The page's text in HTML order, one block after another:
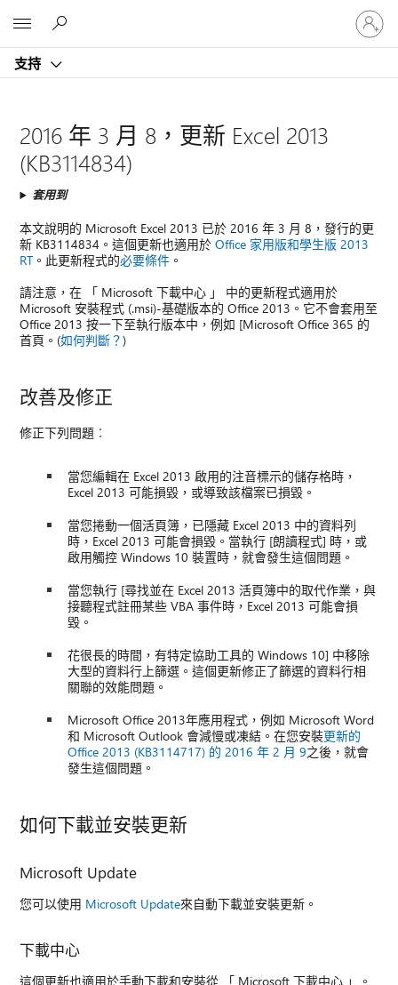
支持
登
入
您
2016 年 3 月 8，更新 Excel 2013
(KB3114834)
套用到
本文說明的 Microsoft Excel 2013 已於 2016 年 3 月 8，發行的更
新 KB3114834。這個更新也適用於Office 家用版和學生版 2013
RT 。此更新程式的必要條件 。
請注意，在 「 Microsoft 下載中心 」 中的更新程式適用於
Microsoft 安裝程式 (.msi)-基礎版本的 Office 2013。它不會套用至
Office 2013 按一下至執行版本中，例如 [Microsoft Office 365 的
首頁。(如何判斷？)
改善及修正
修正下列問題︰
當您編輯在 Excel 2013 啟用的注音標示的儲存格時，
Excel 2013 可能損毀，或導致該檔案已損毀。
當您捲動一個活頁簿，已隱藏 Excel 2013 中的資料列
時，Excel 2013 可能會損毀。當執行 [朗讀程式] 時，或
啟用觸控 Windows 10 裝置時，就會發生這個問題。
當您執行 [尋找並在 Excel 2013 活頁簿中的取代作業，與
接聽程式註冊某些 VBA 事件時，Excel 2013 可能會損
毀。
花很長的時間，有特定協助工具的 Windows 10] 中移除
大型的資料行上篩選。這個更新修正了篩選的資料行相
關聯的效能問題。
Microsoft Office 2013年應用程式，例如 Microsoft Word
和 Microsoft Outlook 會減慢或凍結。在您安裝更新的
Office 2013 (KB3114717) 的 2016 年 2 月 9之後，就會
發生這個問題。
如何下載並安裝更新
Microsoft Update
您可以使用 Microsoft Update來自動下載並安裝更新。
下載中心
這個更新也適用於手動下載和安裝從 「 Microsoft 下載中心 」。